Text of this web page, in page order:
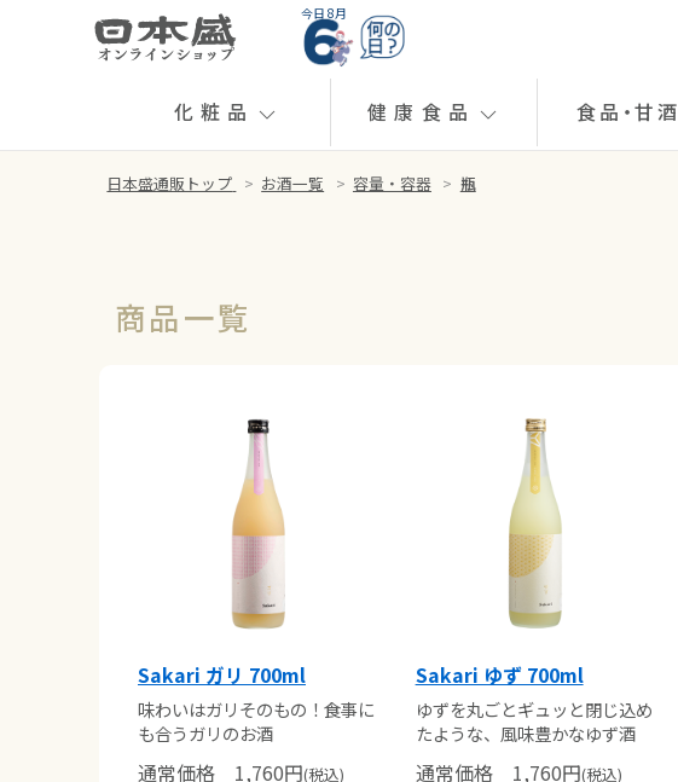
今日 8月
化粧品 健康食品 食品・甘酒
日本盛通販トップ > お酒一覧 > 容量・容器 > 瓶
商品一覧
Sakari ガリ 700ml
味わいはガリそのもの！食事に
も合うガリのお酒
通常価格 1,760円(税込)
Sakari ゆず 700ml
ゆずを丸ごとギュッと閉じ込め
たような、風味豊かなゆず酒
通常価格1,760円(税込)